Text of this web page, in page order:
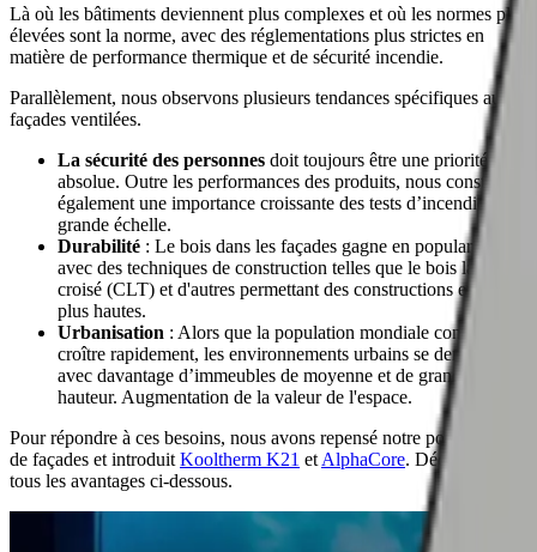
Là où les bâtiments deviennent plus complexes et où les normes plus
élevées sont la norme, avec des réglementations plus strictes en
matière de performance thermique et de sécurité incendie.
Parallèlement, nous observons plusieurs tendances spécifiques aux
façades ventilées.
La sécurité des personnes doit toujours être une priorité
absolue. Outre les performances des produits, nous constatons
également une importance croissante des tests d’incendie à
grande échelle.
Durabilité : Le bois dans les façades gagne en popularité,
avec des techniques de construction telles que le bois lamellé-
croisé (CLT) et d'autres permettant des constructions en bois
plus hautes.
Urbanisation : Alors que la population mondiale continue de
croître rapidement, les environnements urbains se densifient
avec davantage d’immeubles de moyenne et de grande
hauteur. Augmentation de la valeur de l'espace.
Pour répondre à ces besoins, nous avons repensé notre portefeuille
de façades et introduit Kooltherm K21 et AlphaCore. Découvrez
tous les avantages ci-dessous.